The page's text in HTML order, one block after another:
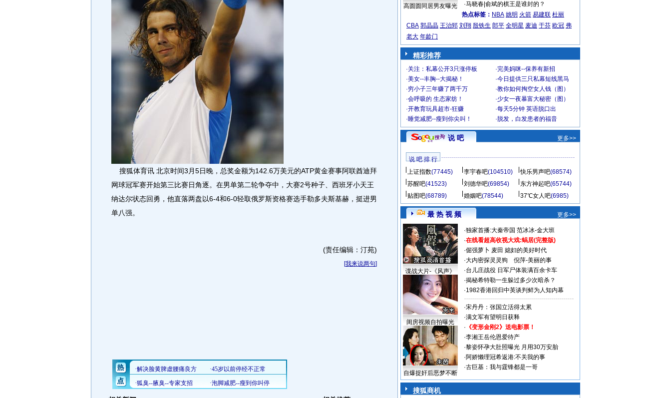
搜狐体育讯 北京时间3月5日晚，总奖金额为142.6万美元的ATP黄金赛事阿联酋迪拜
网球冠军赛开始第三比赛日角逐。在男单第二轮争夺中，大赛2号种子、西班牙小天王
纳达尔状态回勇，他直落两盘以6-4和6-0轻取俄罗斯资格赛选手勒多夫斯基赫，挺进男
单八强。
(责任编辑：汀苑)
[我来说两句]
高圆圆同居男友曝光
·马晓春| 俞斌的棋王是谁封的？
热点标签： NBA 姚明 火箭 易建联 杜丽
CBA 郭晶晶 王治郅 刘翔 殷铁生 郎平 全明星 麦迪 于芬 欧冠 弗
老大 年龄门
精彩推荐
·关注：私幕公开3只涨停板 ·完美妈咪--保养有新招
·美女--丰胸--大揭秘！ ·今日提供三只私幕短线黑马
·穷小子三年赚了两千万 ·教你如何掏空女人钱（图）
·会呼吸的 生态家纺！ ·少女一夜暴富大秘密（图）
·开教育玩具超市-狂赚 ·每天5分钟 英语脱口出
·睡觉减肥--瘦到你尖叫！ · 脱发，白发患者的福音
说 吧 更多>>
说 吧 排 行
上证指数(77445) 李宇春吧(104510) 快乐男声吧(68574)
苏醒吧(41523) 刘德华吧(69854) 东方神起吧(65744)
贴图吧(68789) 婚姻吧(78544) 37℃女人吧(6985)
最 热 视 频 更多>>
谍战大片-《风声》
闺房视频自拍曝光
自爆捉奸后恶梦不断
·独家首播:大秦帝国 范冰冰-金大班
·在线看超高收视大戏:蜗居(完整版)
·倔强萝卜 麦田 媳妇的美好时代
·大内密探灵灵狗
倪萍-美丽的事
·台儿庄战役 日军尸体装满百余卡车
·揭秘希特勒一生躲过多少次暗杀？
·1982香港回归中英谈判鲜为人知内幕
·宋丹丹：张国立活得太累
·满文军有望明日获释
· 《变形金刚2》送电影票！
·李湘王岳伦恩爱待产
·黎姿怀孕大肚照曝光 月用30万安胎
·阿娇懒理冠希返港:不关我的事
·古巨基：我与霆锋都是一哥
搜狐商机